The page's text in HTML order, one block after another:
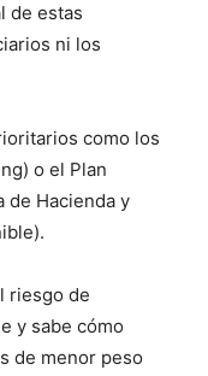
de estas
ni los
como los
o el Plan
de Hacienda y
riesgo de
y sabe cómo
de menor peso